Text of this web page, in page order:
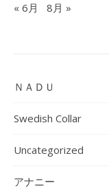
« 6月 8月 »
ＮＡＤＵ
Swedish Collar
Uncategorized
アナニー